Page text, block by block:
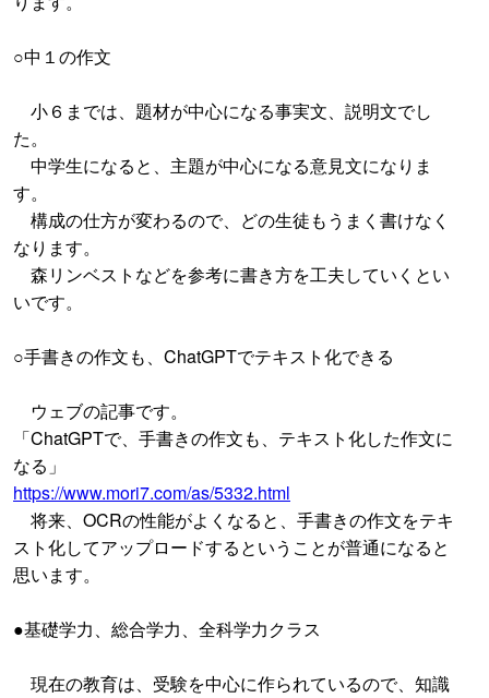
○中１の作文
小６までは、題材が中心になる事実文、説明文でし
た。
中学生になると、主題が中心になる意見文になりま
す。
構成の仕方が変わるので、どの生徒もうまく書けなく
なります。
森リンベストなどを参考に書き方を工夫していくとい
いです。
○手書きの作文も、ChatGPTでテキスト化できる
ウェブの記事です。
「ChatGPTで、手書きの作文も、テキスト化した作文に
なる」
https://www.mori7.com/as/5332.html
将来、OCRの性能がよくなると、手書きの作文をテキ
スト化してアップロードするということが普通になると
思います。
●基礎学力、総合学力、全科学力クラス
現在の教育は、受験を中心に作られているので、知識